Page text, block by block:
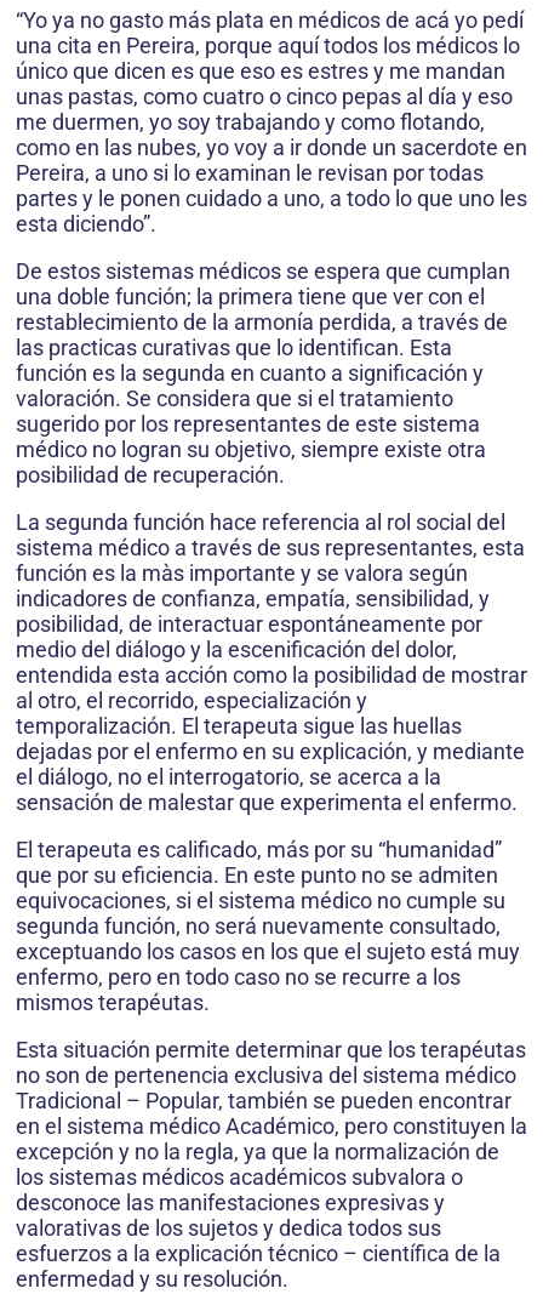
“Yo ya no gasto más plata en médicos de acá yo pedí
una cita en Pereira, porque aquí todos los médicos lo
único que dicen es que eso es estres y me mandan
unas pastas, como cuatro o cinco pepas al día y eso
me duermen, yo soy trabajando y como flotando,
como en las nubes, yo voy a ir donde un sacerdote en
Pereira, a uno si lo examinan le revisan por todas
partes y le ponen cuidado a uno, a todo lo que uno les
esta diciendo”.
De estos sistemas médicos se espera que cumplan
una doble función; la primera tiene que ver con el
restablecimiento de la armonía perdida, a través de
las practicas curativas que lo identifican. Esta
función es la segunda en cuanto a significación y
valoración. Se considera que si el tratamiento
sugerido por los representantes de este sistema
médico no logran su objetivo, siempre existe otra
posibilidad de recuperación.
La segunda función hace referencia al rol social del
sistema médico a través de sus representantes, esta
función es la màs importante y se valora según
indicadores de confianza, empatía, sensibilidad, y
posibilidad, de interactuar espontáneamente por
medio del diálogo y la escenificación del dolor,
entendida esta acción como la posibilidad de mostrar
al otro, el recorrido, especialización y
temporalización. El terapeuta sigue las huellas
dejadas por el enfermo en su explicación, y mediante
el diálogo, no el interrogatorio, se acerca a la
sensación de malestar que experimenta el enfermo.
El terapeuta es calificado, más por su “humanidad”
que por su eficiencia. En este punto no se admiten
equivocaciones, si el sistema médico no cumple su
segunda función, no será nuevamente consultado,
exceptuando los casos en los que el sujeto está muy
enfermo, pero en todo caso no se recurre a los
mismos terapéutas.
Esta situación permite determinar que los terapéutas
no son de pertenencia exclusiva del sistema médico
Tradicional – Popular, también se pueden encontrar
en el sistema médico Académico, pero constituyen la
excepción y no la regla, ya que la normalización de
los sistemas médicos académicos subvalora o
desconoce las manifestaciones expresivas y
valorativas de los sujetos y dedica todos sus
esfuerzos a la explicación técnico – científica de la
enfermedad y su resolución.